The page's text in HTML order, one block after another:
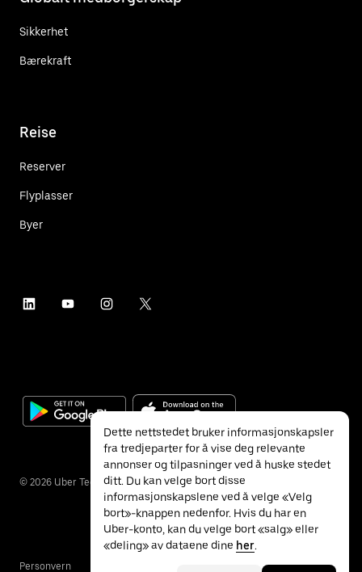
Sikkerhet
Bærekraft
Reise
Reserver
Flyplasser
Byer
© 2026 Uber Technologies Inc.
Personvern
Dette nettstedet bruker informasjonskapsler
fra tredjeparter for å vise deg relevante
annonser og tilpasninger ved å huske stedet
ditt. Du kan velge bort disse
informasjonskapslene ved å velge «Velg
bort»-knappen nedenfor. Hvis du har en
Uber-konto, kan du velge bort «salg» eller
«deling» av dataene dine her.